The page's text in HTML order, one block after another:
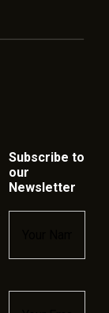
Subscribe to
our
Newsletter